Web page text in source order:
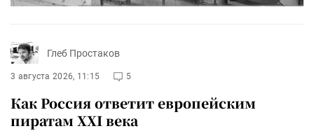
Глеб Простаков
3 августа 2026, 11:15 5
Как Россия ответит европейским
пиратам XXI века